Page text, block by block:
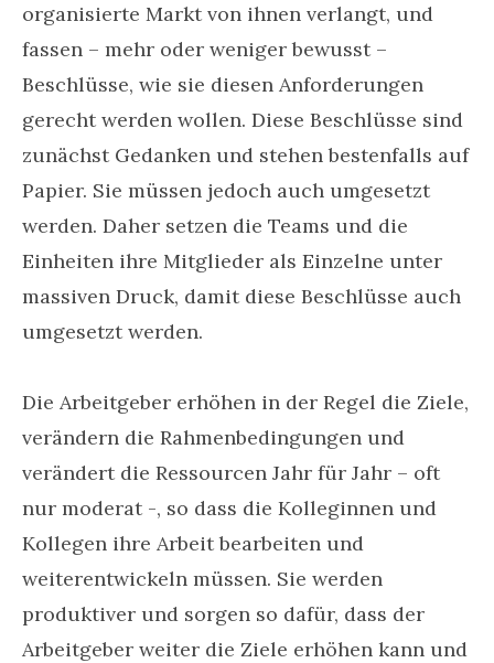
organisierte Markt von ihnen verlangt, und
fassen – mehr oder weniger bewusst –
Beschlüsse, wie sie diesen Anforderungen
gerecht werden wollen. Diese Beschlüsse sind
zunächst Gedanken und stehen bestenfalls auf
Papier. Sie müssen jedoch auch umgesetzt
werden. Daher setzen die Teams und die
Einheiten ihre Mitglieder als Einzelne unter
massiven Druck, damit diese Beschlüsse auch
umgesetzt werden.
Die Arbeitgeber erhöhen in der Regel die Ziele,
verändern die Rahmenbedingungen und
verändert die Ressourcen Jahr für Jahr – oft
nur moderat -, so dass die Kolleginnen und
Kollegen ihre Arbeit bearbeiten und
weiterentwickeln müssen. Sie werden
produktiver und sorgen so dafür, dass der
Arbeitgeber weiter die Ziele erhöhen kann und